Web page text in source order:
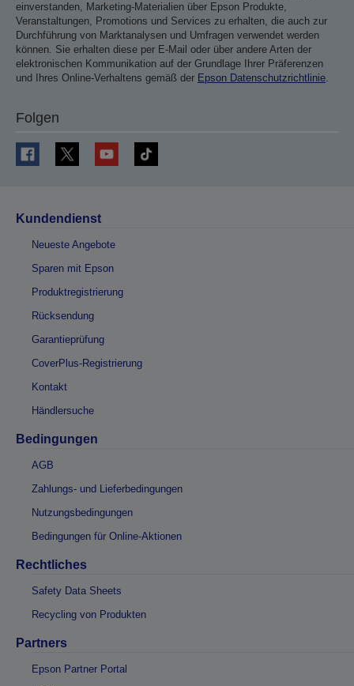
einverstanden, Marketing-Materialien über Epson Produkte,
Veranstaltungen, Promotions und Services zu erhalten, die auch zur
Durchführung von Marktanalysen und Umfragen verwendet werden
können. Sie erhalten diese per E-Mail oder über andere Arten der
elektronischen Kommunikation auf der Grundlage Ihrer Präferenzen
und Ihres Online-Verhaltens gemäß der Epson Datenschutzrichtlinie.
Folgen
Kundendienst
Neueste Angebote
Sparen mit Epson
Produktregistrierung
Rücksendung
Garantieprüfung
CoverPlus-Registrierung
Kontakt
Händlersuche
Bedingungen
AGB
Zahlungs- und Lieferbedingungen
Nutzungsbedingungen
Bedingungen für Online-Aktionen
Rechtliches
Safety Data Sheets
Recycling von Produkten
Partners
Epson Partner Portal